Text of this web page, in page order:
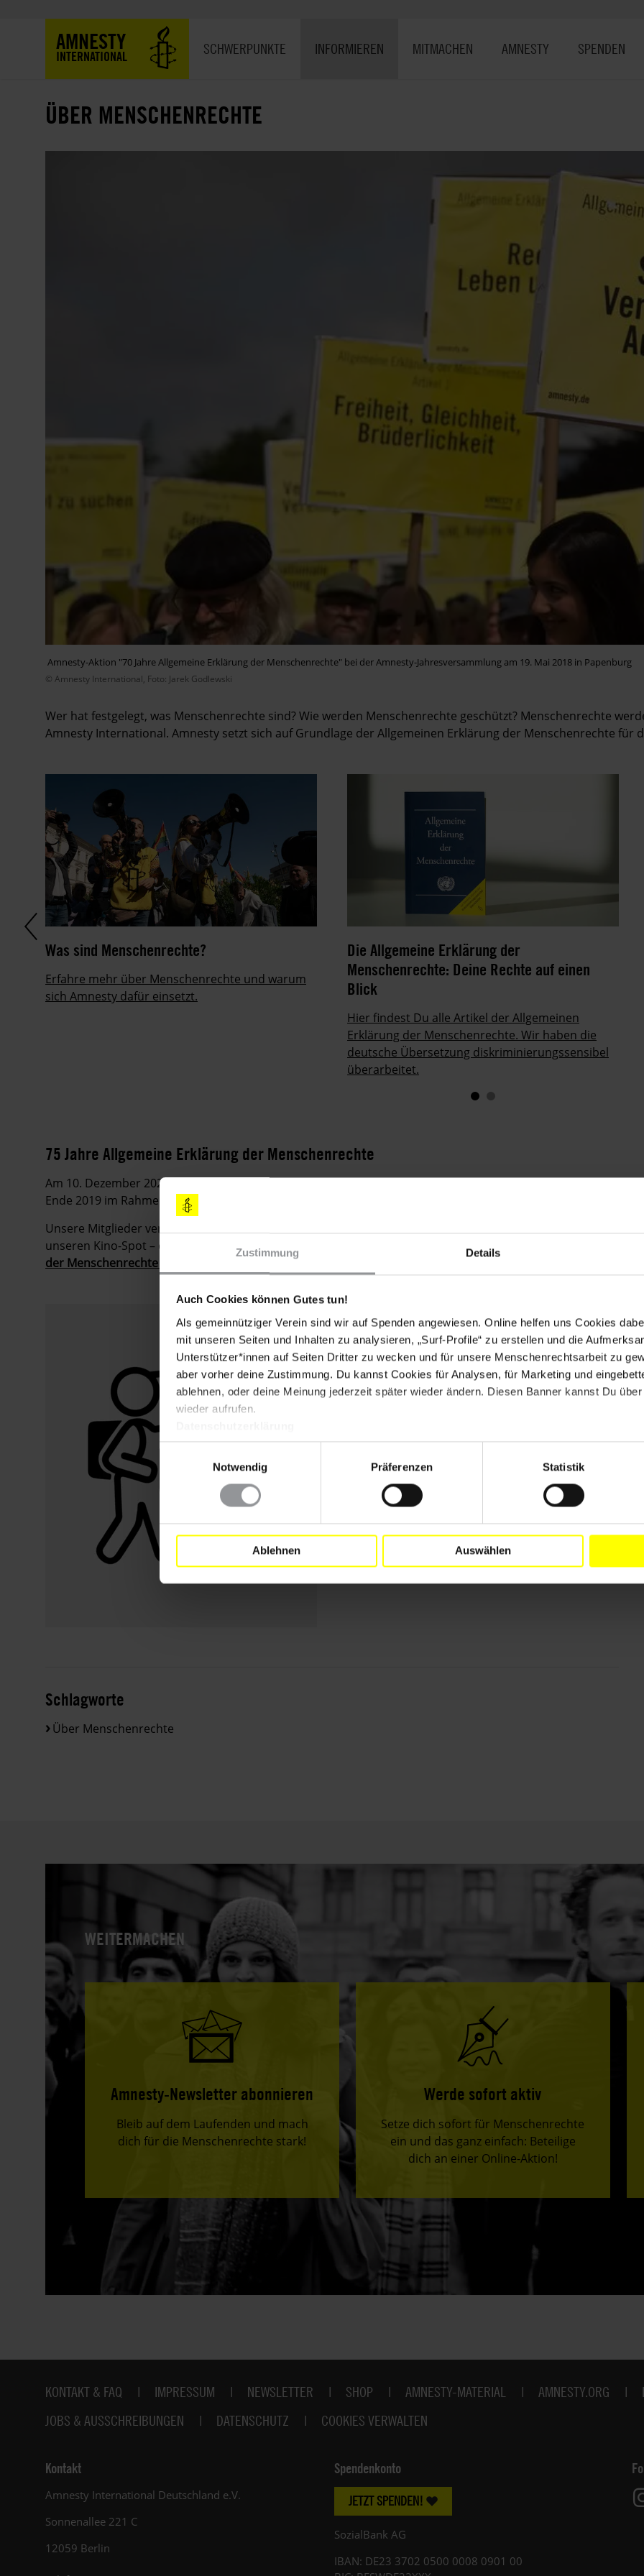
Zustimmung Details
Auch Cookies können Gutes tun!
Als gemeinnütziger Verein sind wir auf Spenden angewiesen. Online helfen uns Cookies
mit unseren Seiten und Inhalten zu analysieren, „Surf-Profile“ zu erstellen und die
Unterstützer*innen auf Seiten Dritter zu wecken und für unsere Menschenrechtsarbeit zu
aber vorher deine Zustimmung. Du kannst Cookies für Analysen, für Marketing und
ablehnen, oder deine Meinung jederzeit später wieder ändern. Diesen Banner kannst Du
wieder aufrufen.
Einwilligungsauswahl
Notwendig
Präferenzen Statistik
Ablehnen Auswählen
AMNESTY
INTERNATIONAL SCHWERPUNKTE INFORMIEREN MITMACHEN AMNESTY SPENDEN
ÜBER MENSCHENRECHTE
Amnesty-Aktion "70 Jahre Allgemeine Erklärung der Menschenrechte" bei der Amnesty-Jahresversammlung am 19. Mai 2018 in Papenburg
© Amnesty International, Foto: Jarek Godlewski
Wer hat festgelegt, was Menschenrechte sind? Wie werden Menschenrechte geschützt? Menschenrechte
Amnesty International. Amnesty setzt sich auf Grundlage der Allgemeinen Erklärung der Menschenrechte für
Was sind Menschenrechte?
Erfahre mehr über Menschenrechte und warum
sich Amnesty dafür einsetzt.
Die Allgemeine Erklärung der
Menschenrechte: Deine Rechte auf einen
Blick
Hier findest Du alle Artikel der Allgemeinen
Erklärung der Menschenrechte. Wir haben die
deutsche Übersetzung diskriminierungssensibel
überarbeitet.
75 Jahre Allgemeine Erklärung der Menschenrechte
Am 10. Dezember 2023 feiert die Allgemeine Erklärung der Menschenrechte ihren 75. Geburtstag. Bereits
Ende 2019 im Rahmen einer
gezeigt, wie wichtig die Menschenrechte für uns alle sind – und wie
Unsere Mitglieder verteilten über 200.000 Jubiläumsausgaben, Amnesty-Gruppen organisierten fast 300
unseren Kino-Spot – drei Beispiele für unsere vielfältigen Aktionen.
Mehr dazu kannst du im
der Menschenrechte lesen!
Unser Unterrichtsmaterial richtet sich an Lehrkräfte
der "Allgemeinen Erklärung der Menschenrechte" im
Schlagworte
Über Menschenrechte
WEITERMACHEN
Amnesty-Newsletter abonnieren
Bleib auf dem Laufenden und mach
dich für die Menschenrechte stark!
Werde sofort aktiv
Setze dich sofort für Menschenrechte
ein und das ganz einfach: Beteilige
dich an einer Online-Aktion!
Fußbereich
KONTAKT & FAQ IMPRESSUM NEWSLETTER SHOP AMNESTY-MATERIAL AMNESTY.ORG
JOBS & AUSSCHREIBUNGEN
DATENSCHUTZ COOKIES VERWALTEN
Kontakt
Amnesty International Deutschland e.V.
Sonnenallee 221 C
12059 Berlin
Spendenkonto
JETZT SPENDEN!
SozialBank AG
IBAN: DE23 3702 0500 0008 0901 00